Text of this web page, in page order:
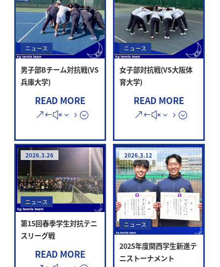
ニュース
男子部Bチーム対抗戦(VS
兵庫大学)
READ MORE
ニュース
女子部対抗戦(VS大阪体
育大学)
READ MORE
2026.3.26
ニュース
第15回春季学生対抗テニ
スリーグ戦
READ MORE
2026.3.12
ニュース
2025年度関西学生新進テ
ニストーナメント